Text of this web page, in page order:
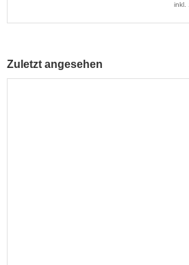
inkl.
Zuletzt angesehen